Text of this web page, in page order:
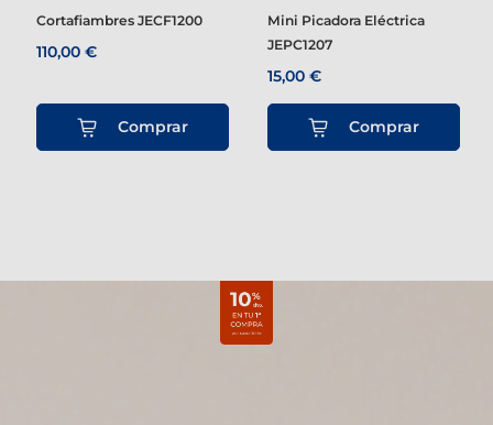
Cortafiambres JECF1200
110,00 €
Comprar
Mini Picadora Eléctrica
JEPC1207
15,00 €
Comprar